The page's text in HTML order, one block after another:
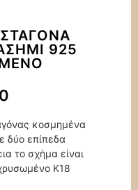
925
κοσμημένα
δύο επίπεδα
το σχήμα είναι
Κ18